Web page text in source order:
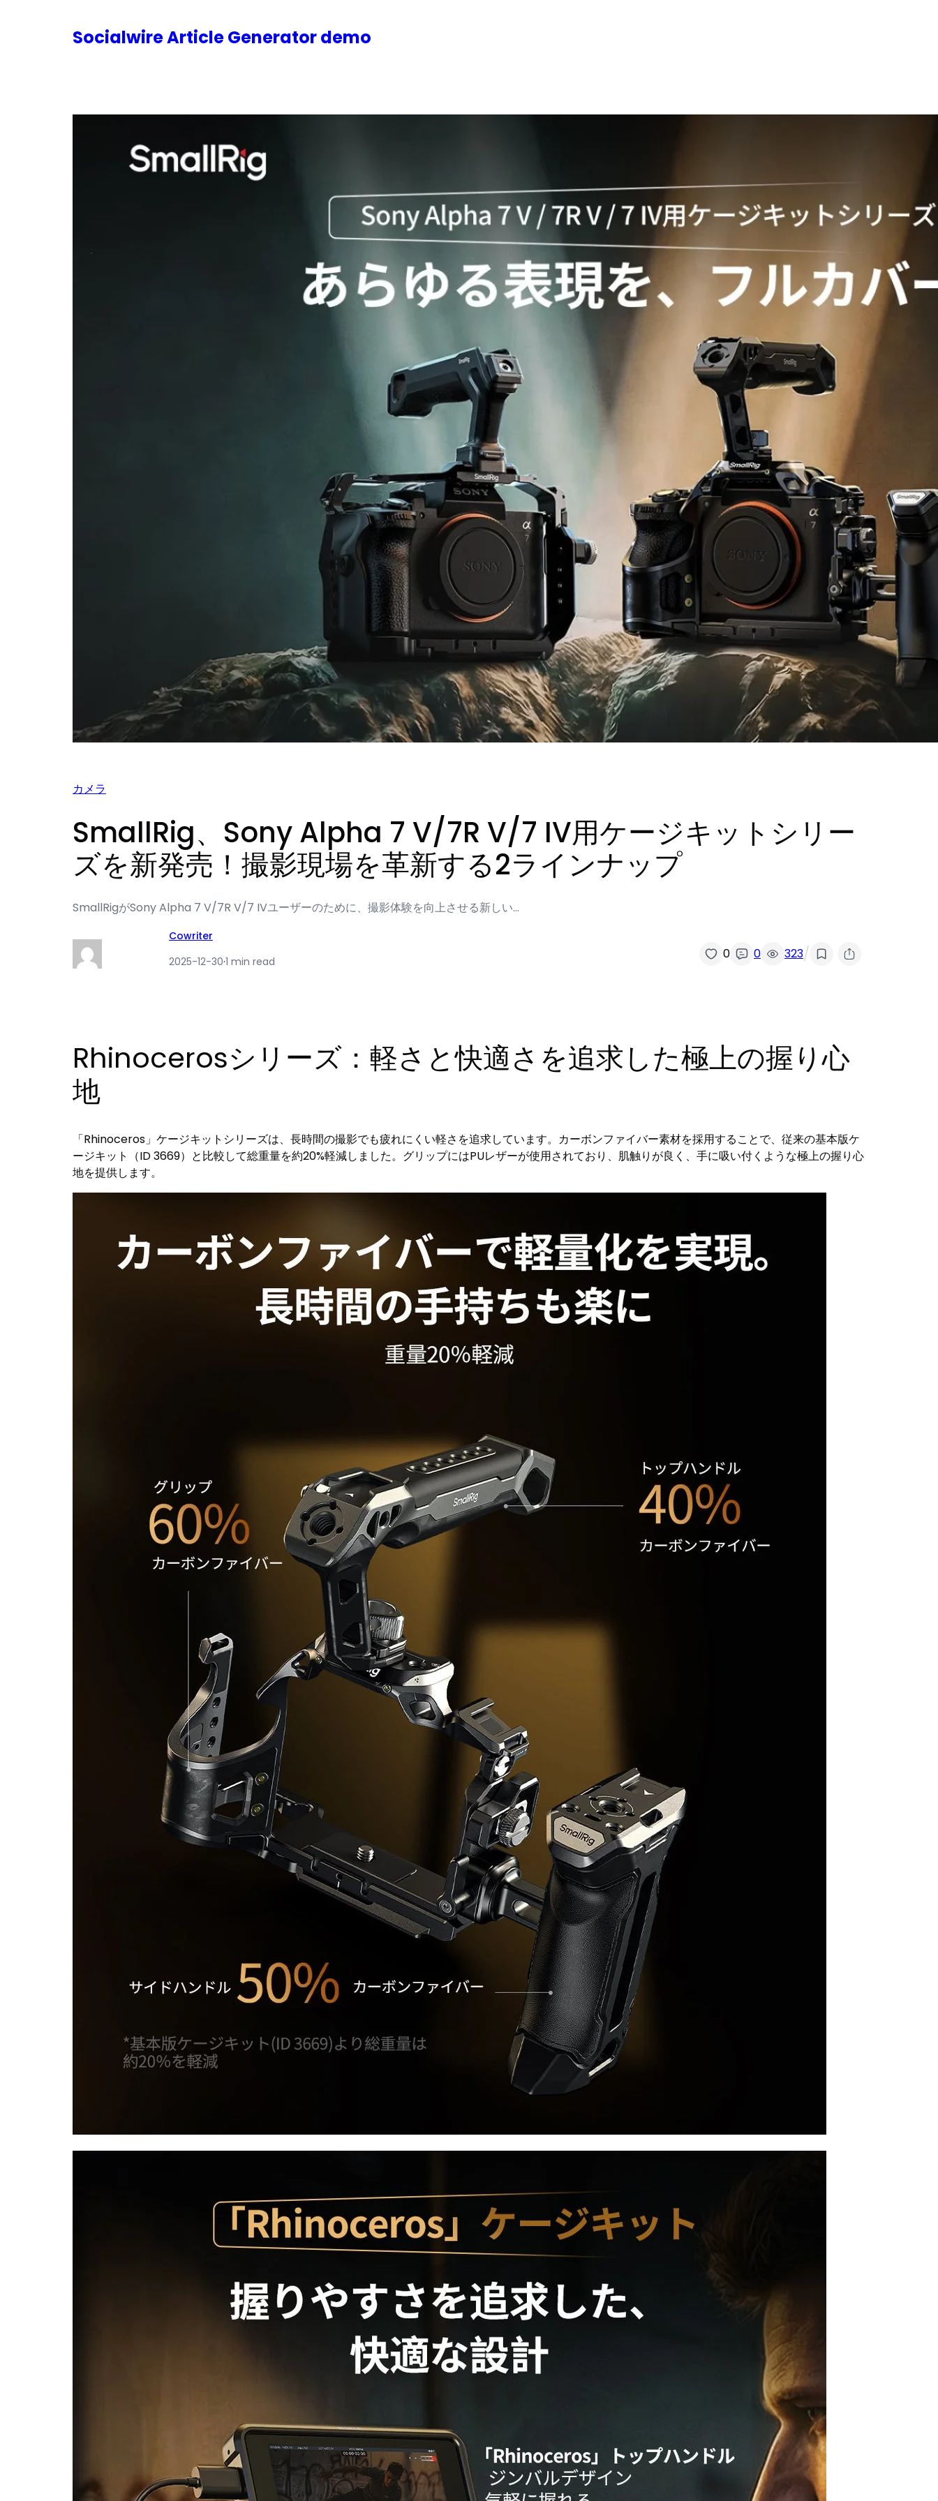
Socialwire Article Generator demo
カメラ
SmallRig、Sony Alpha 7 V/7R V/7 IV用ケージキットシリー
ズを新発売！撮影現場を革新する2ラインナップ
SmallRigがSony Alpha 7 V/7R V/7 IVユーザーのために、撮影体験を向上させる新しい…
Cowriter
2025-12-30·1 min read 0 0 323/
Rhinocerosシリーズ：軽さと快適さを追求した極上の握り心
地
「Rhinoceros」ケージキットシリーズは、長時間の撮影でも疲れにくい軽さを追求しています。カーボンファイバー素材を採用することで、従来の基本版ケ
ージキット（ID 3669）と比較して総重量を約20%軽減しました。グリップにはPUレザーが使用されており、肌触りが良く、手に吸い付くような極上の握り心
地を提供します。